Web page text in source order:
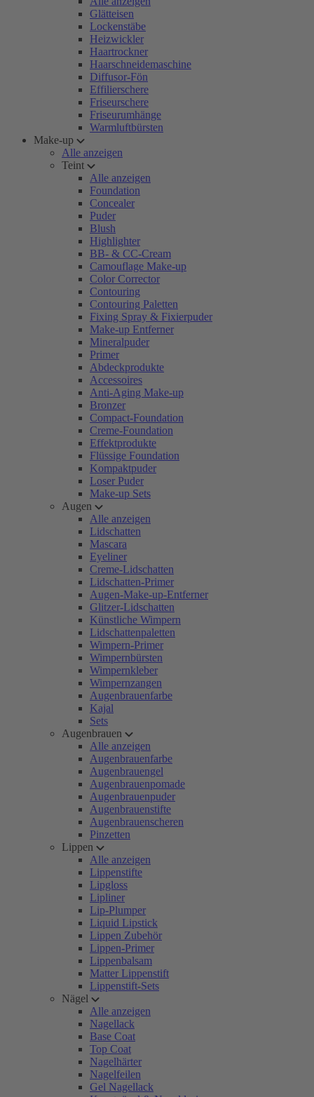
Glätteisen
Lockenstäbe
Heizwickler
Haartrockner
Haarschneidemaschine
Diffusor-Fön
Effilierschere
Friseurschere
Friseurumhänge
Warmluftbürsten
Make-up
Alle anzeigen
Teint
Alle anzeigen
Foundation
Concealer
Puder
Blush
Highlighter
BB- & CC-Cream
Camouflage Make-up
Color Corrector
Contouring
Contouring Paletten
Fixing Spray & Fixierpuder
Make-up Entferner
Mineralpuder
Primer
Abdeckprodukte
Accessoires
Anti-Aging Make-up
Bronzer
Compact-Foundation
Creme-Foundation
Effektprodukte
Flüssige Foundation
Kompaktpuder
Loser Puder
Make-up Sets
Augen
Alle anzeigen
Lidschatten
Mascara
Eyeliner
Creme-Lidschatten
Lidschatten-Primer
Augen-Make-up-Entferner
Glitzer-Lidschatten
Künstliche Wimpern
Lidschattenpaletten
Wimpern-Primer
Wimpernbürsten
Wimpernkleber
Wimpernzangen
Augenbrauenfarbe
Kajal
Sets
Augenbrauen
Alle anzeigen
Augenbrauenfarbe
Augenbrauengel
Augenbrauenpomade
Augenbrauenpuder
Augenbrauenstifte
Augenbrauenscheren
Pinzetten
Lippen
Alle anzeigen
Lippenstifte
Lipgloss
Lipliner
Lip-Plumper
Liquid Lipstick
Lippen Zubehör
Lippen-Primer
Lippenbalsam
Matter Lippenstift
Lippenstift-Sets
Nägel
Alle anzeigen
Nagellack
Base Coat
Top Coat
Nagelhärter
Nagelfeilen
Gel Nagellack